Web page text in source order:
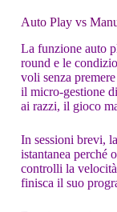
Auto Play vs
La funzione auto
round e le
voli senza
il micro‑gestione
ai razzi, il gioco
In sessioni brevi,
istantanea perché
controlli la
finisca il suo